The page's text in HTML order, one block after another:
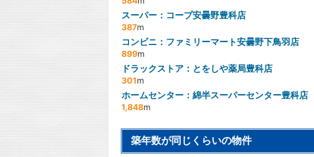
スーパー：コープ安曇野豊科店
387m
コンビニ：ファミリーマート安曇野下鳥羽店
899m
ドラックストア：とをしや薬局豊科店
301m
ホームセンター：綿半スーパーセンター豊科店
1,848m
築年数が同じくらいの物件